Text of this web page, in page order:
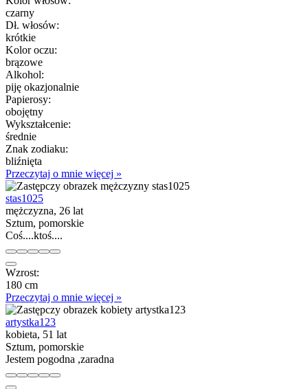
czarny
Dł. włosów:
krótkie
Kolor oczu:
brązowe
Alkohol:
piję okazjonalnie
Papierosy:
obojętny
Wykształcenie:
średnie
Znak zodiaku:
bliźnięta
Przeczytaj o mnie więcej »
stas1025
mężczyzna, 26 lat
Sztum, pomorskie
Coś....ktoś....
Wzrost:
180 cm
Przeczytaj o mnie więcej »
artystka123
kobieta, 51 lat
Sztum, pomorskie
Jestem pogodna ,zaradna